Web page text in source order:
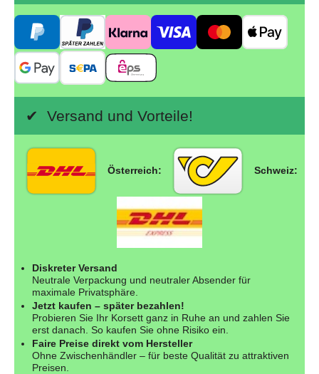
✔ Versand und Vorteile!
Österreich: Schweiz:
Diskreter Versand
Neutrale Verpackung und neutraler Absender für
maximale Privatsphäre.
Jetzt kaufen – später bezahlen!
Probieren Sie Ihr Korsett ganz in Ruhe an und zahlen Sie
erst danach. So kaufen Sie ohne Risiko ein.
Faire Preise direkt vom Hersteller
Ohne Zwischenhändler – für beste Qualität zu attraktiven
Preisen.